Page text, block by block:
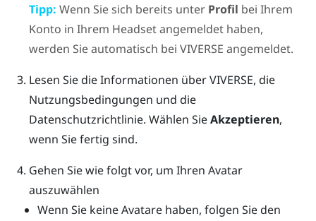
Tipp: Wenn Sie sich bereits unter Profil bei Ihrem
Konto in Ihrem Headset angemeldet haben,
werden Sie automatisch bei VIVERSE angemeldet.
Lesen Sie die Informationen überVIVERSE, die
Nutzungsbedingungen und die
Datenschutzrichtlinie. Wählen SieAkzeptieren,
wenn Sie fertig sind.
Gehen Sie wie folgt vor, um Ihren Avatar
auszuwählen
Wenn Sie keine Avatare haben, folgen Sie den